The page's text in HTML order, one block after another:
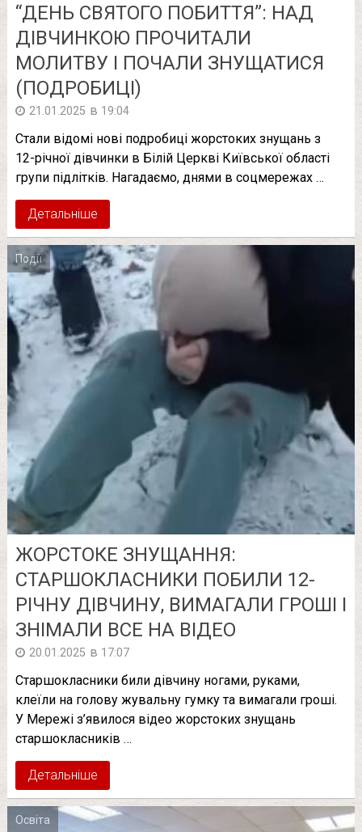
“ДЕНЬ СВЯТОГО ПОБИТТЯ”: НАД
ДІВЧИНКОЮ ПРОЧИТАЛИ
МОЛИТВУ І ПОЧАЛИ ЗНУЩАТИСЯ
(ПОДРОБИЦІ)
21.01.2025 в 19:04
Стали відомі нові подробиці жорстоких знущань з
12-річної дівчинки в Білій Церкві Київської області
групи підлітків. Нагадаємо, днями в соцмережах …
Детальніше
Події
ЖOРСТOКE ЗНУЩАННЯ:
СТАРШОКЛАСНИКИ ПОБИЛИ 12-
РІЧНУ ДІВЧИНУ, ВИМАГАЛИ ГРОШІ І
ЗНІМАЛИ ВСЕ НА ВІДЕО
20.01.2025 в 17:07
Старшокласники били дівчину ногами, руками,
клеїли на голову жувальну гумку та вимагали гроші.
У Мережі з’явилося відео жорстоких знущань
старшокласників …
Детальніше
Освіта